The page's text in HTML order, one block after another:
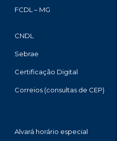
FCDL – MG
CNDL
Sebrae
Certificação Digital
Correios (consultas de CEP)
Alvará horário especial